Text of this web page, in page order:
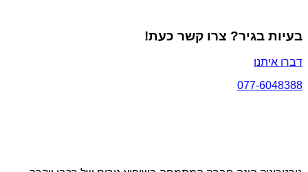
בעיות בגיר? צרו קשר כעת!
דברו איתנו
077-6048388